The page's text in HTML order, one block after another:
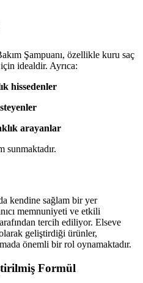
Şampuanı, özellikle kuru saç
idealdir. Ayrıca:
hissedenler
arayanlar
sunmaktadır.
kendine sağlam bir yer
memnuniyeti ve etkili
tercih ediliyor. Elseve
geliştirdiği ürünler,
önemli bir rol oynamaktadır.
Formül